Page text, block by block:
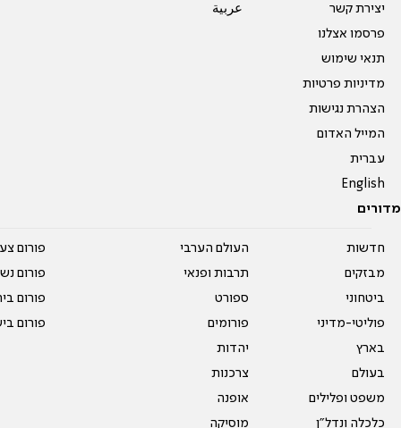
יצירת קשר
פרסמו אצלנו
תנאי שימוש
מדיניות פרטיות
הצהרת נגישות
המייל האדום
עברית
English
عربية
מדורים
חדשות
מבזקים
ביטחוני
פוליטי-מדיני
בארץ
בעולם
משפט ופלילים
כלכלה ונדל"ן
העולם הערבי
תרבות ופנאי
ספורט
פורומים
יהדות
צרכנות
אופנה
מוסיקה
פורום
פורום
פורום
פורום